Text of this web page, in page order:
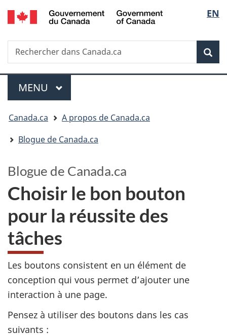
Passer
au
principal
Passer
à
version
simplifiée
de
la
EN
Recherche
Rechercher
dans
Menu
MENU PRINCIPAL
Vous
êtes
Canada.ca
A propos de Canada.ca
Blogue de Canada.ca
Choisir le bon bouton
pour la réussite des
tâches
Blogue de Canada.ca
Les boutons consistent en un élément de
conception qui vous permet d’ajouter une
interaction à une page.
Pensez à utiliser des boutons dans les cas
suivants :